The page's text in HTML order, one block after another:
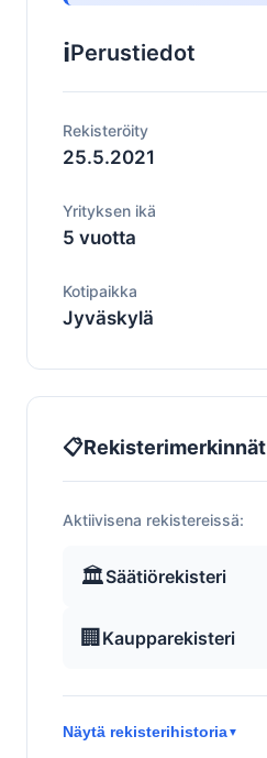
ℹ️Perustiedot
Rekisteröity
25.5.2021
Yrityksen ikä
5 vuotta
Kotipaikka
Jyväskylä
📋Rekisterimerkinnät
Aktiivisena rekistereissä:
🏛️Säätiörekisteri
🏢 Kaupparekisteri
Näytä rekisterihistoria▼